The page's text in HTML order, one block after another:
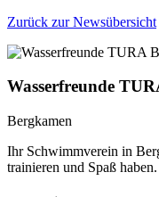
Zurück zur Newsübersicht
Wasserfreunde
Bergkamen
Ihr Schwimmverein in
trainieren und Spaß haben.